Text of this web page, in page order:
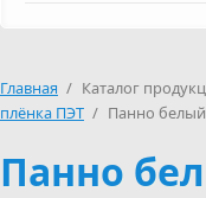
Главная / Каталог
плёнка ПЭТ / Панно
Панно